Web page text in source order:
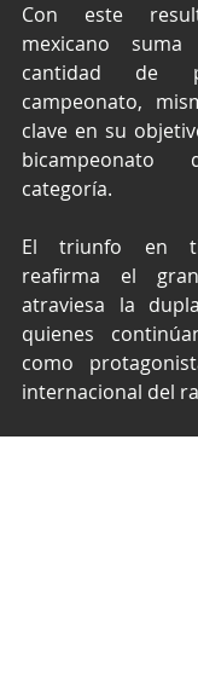
Con este
mexicano
cantidad de
campeonato,
clave en su
categoría.
El triunfo en
reafirma el
atraviesa la
quienes
como
internacional del